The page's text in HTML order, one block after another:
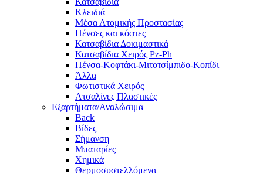
Κλειδιά
Μέσα Ατομικής Προστασίας
Πένσες και κόφτες
Κατσαβίδια Δοκιμαστικά
Κατσαβίδια Χειρός Pz-Ph
Πένσα-Κοφτάκι-Μιτοτσίμπιδο-Κοπίδι
Άλλα
Φωτιστικά Χειρός
Ατσαλίνες Πλαστικές
Εξαρτήματα/Αναλώσιμα
Back
Βίδες
Σήμανση
Μπαταρίες
Χημικά
Θερμοσυστελλόμενα